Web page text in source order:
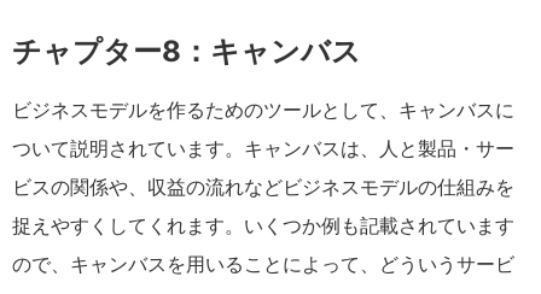
チャプター8：キャンバス
ビジネスモデルを作るためのツールとして、キャンバスに
ついて説明されています。キャンバスは、人と製品・サー
ビスの関係や、収益の流れなどビジネスモデルの仕組みを
捉えやすくしてくれます。いくつか例も記載されています
ので、キャンバスを用いることによって、どういうサービ